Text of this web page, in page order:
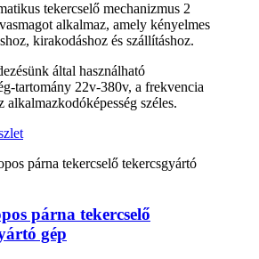
tekercselő mechanizmus 2
alkalmaz, amely kényelmes
kirakodáshoz és szállításhoz.
által használható
tartomány 22v-380v, a frekvencia
alkalmazkodóképesség széles.
párna tekercselő
gép